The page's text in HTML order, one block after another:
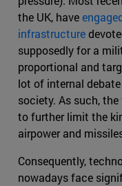
the UK, have
infrastructure
supposedly for a
proportional and
lot of internal
society. As such,
to further limit the
airpower and
Consequently,
nowadays face